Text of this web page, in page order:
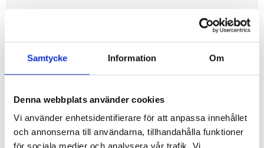
Samtycke Information Om
Denna webbplats använder cookies
Vi använder enhetsidentifierare för att anpassa innehållet
och annonserna till användarna, tillhandahålla funktioner
överspänningsskydd
ProSCT
DATABLAD SKRIV UT